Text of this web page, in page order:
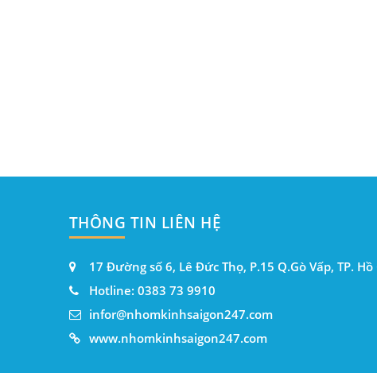
THÔNG TIN LIÊN HỆ
17 Đường số 6, Lê Đức Thọ, P.15 Q.Gò Vấp, TP.
Hotline: 0383 73 9910
infor@nhomkinhsaigon247.com
www.nhomkinhsaigon247.com